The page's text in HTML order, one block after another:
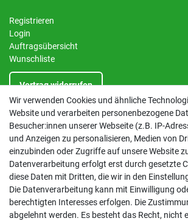
Registrieren
Login
Auftragsübersicht
Wunschliste
Vertrag widerrufen
INFORMATIONEN
Kontakt
Datenschutzerklärung
AGB
Impressum
Barrierefreiheitserklärung
Altbatterie-Ensorgung
Wir verwenden Cookies und ähnliche
Website und verarbeiten personenbezogene
Besucher:innen unserer Webseite (z.B. IP-
und Anzeigen zu personalisieren, Medien von
einzubinden oder Zugriffe auf unsere Website
Datenverarbeitung erfolgt erst durch gesetzte
diese Daten mit Dritten, die wir in den
Die Datenverarbeitung kann mit Einwilligung
berechtigten Interesses erfolgen. Die
abgelehnt werden. Es besteht das Recht, nicht